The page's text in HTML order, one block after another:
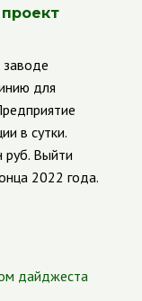
заводе
для
в сутки.
руб. Выйти
2022 года.
дайджеста